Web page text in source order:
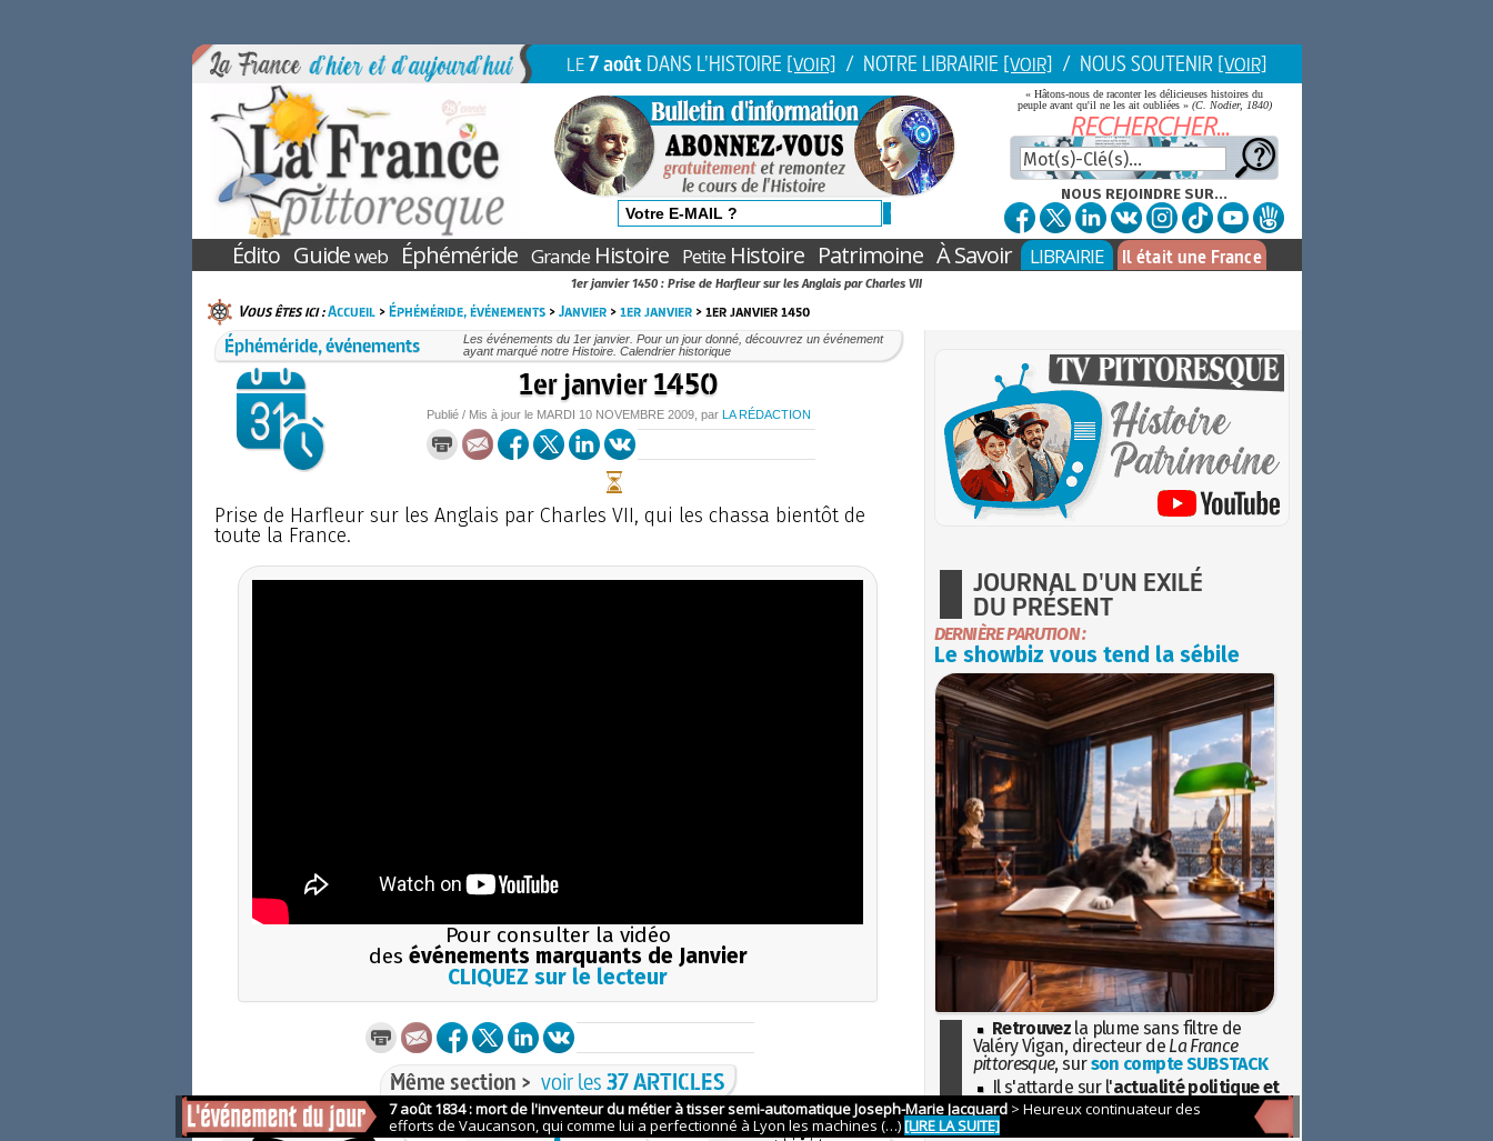
LE7 août DANS L'HISTOIRE [VOIR] / NOTRE LIBRAIRIE [VOIR] / NOUS SOUTENIR [VOIR]
« Hâtons-nous de raconter les délicieuses histoires du
peuple avant qu'il ne les ait oubliées » (C. Nodier, 1840)
NOUS REJOINDRE SUR...
Édito Guideweb Éphéméride GrandeHistoire PetiteHistoire Patrimoine À Savoir LIBRAIRIE Il était une France
1er janvier 1450 : Prise de Harfleur sur les Anglais par Charles VII
Vous êtes ici :Accueil>Éphéméride, événements>Janvier>1er janvier> 1er janvier 1450
Éphéméride, événements
Les événements du 1er janvier. Pour un jour donné, découvrez un événement
ayant marqué notre Histoire. Calendrier historique
1er janvier 1450
Publié / Mis à jour le MARDI 10 NOVEMBRE 2009 , par LA RÉDACTION
Prise de Harfleur sur les Anglais par Charles VII, qui les chassa bientôt de
toute la France.
Pour consulter la vidéo
des événements marquants de Janvier
CLIQUEZ sur le lecteur
Même section > voir les37 ARTICLES
JOURNAL D'UN EXILÉ
DU PRÉSENT
DERNIÈRE PARUTION :
Le showbiz vous tend la sébile
Retrouvez la plume sans filtre de
Valéry Vigan, directeur de La France
pittoresque, surson compte SUBSTACK
Il s'attarde sur l'actualité politique et
sociétaleavec la hauteur de vue de
l'Histoire